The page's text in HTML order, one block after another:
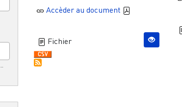
Accèder au document
Fichier